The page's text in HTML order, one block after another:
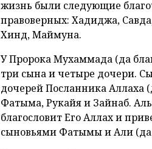
жизнь были следующие
правоверных: Хадиджа,
Хинд, Маймуна.
У Пророка Мухаммада (да
три сына и четыре дочери.
дочерей Посланника Аллаха
Фатыма, Рукайя и Зайнаб.
благословит Его Аллах и
сыновьями Фатымы и Али (да